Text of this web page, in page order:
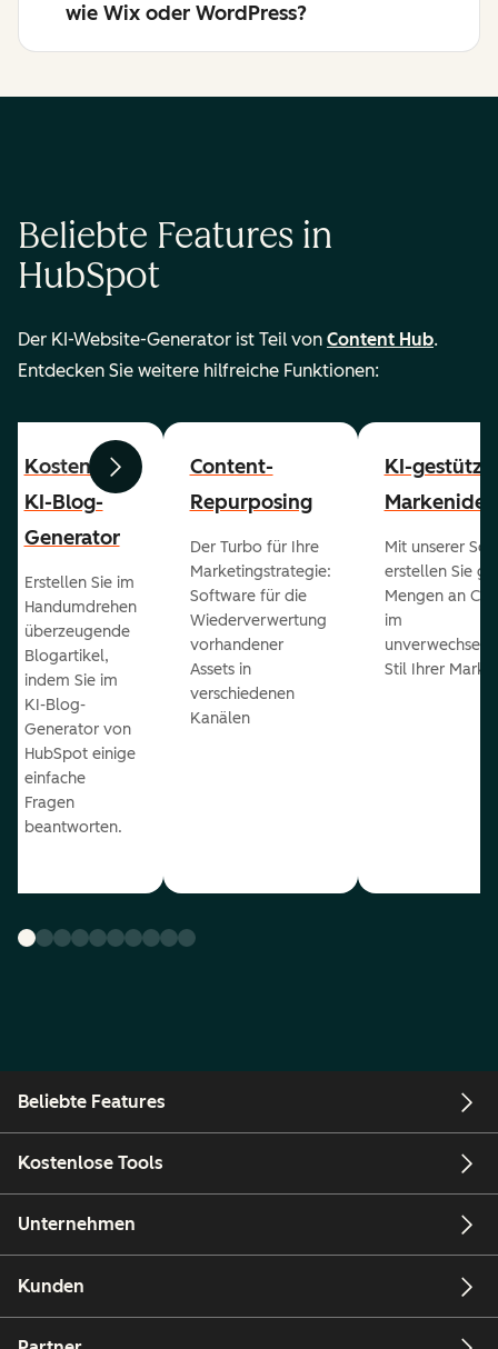
wie Wix oder WordPress?
Beliebte Features in
HubSpot
Der KI-Website-Generator ist Teil von Content Hub.
Entdecken Sie weitere hilfreiche Funktionen:
ZurückWeiter
Kostenloser
KI-Blog-
Generator
Erstellen Sie im
Handumdrehen
überzeugende
Blogartikel,
indem Sie im
KI-Blog-
Generator von
HubSpot einige
einfache
Fragen
beantworten.
Content-
Repurposing
Der Turbo für Ihre
Marketingstrategie:
Software für die
Wiederverwertung
vorhandener
Assets in
verschiedenen
Kanälen
KI-
Mit unserer
erstellen Sie
Mengen an
im
Stil Ihrer Marke.
Beliebte Features
Kostenlose Tools
Unternehmen
Kunden